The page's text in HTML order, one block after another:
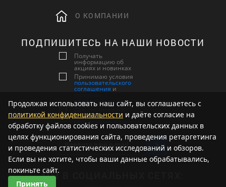
О КОМПАНИИ
ПОДПИШИТЕСЬ НА НАШИ НОВОСТИ
Получать
информацию об
акциях и новинках
Принимаю условия
пользовательского
соглашения и
конфиденциальности
обработку
персональных данных
МЫ В СОЦИАЛЬНЫХ СЕТЯХ:
Продолжая использовать наш сайт, вы соглашаетесь с
политикой конфиденциальности и даёте согласие на
обработку файлов cookies и пользовательских данных в
целях функционирования сайта, проведения ретаргетинга
и проведения статистических исследований и обзоров.
Если вы не хотите, чтобы ваши данные обрабатывались,
покиньте сайт.
Принять